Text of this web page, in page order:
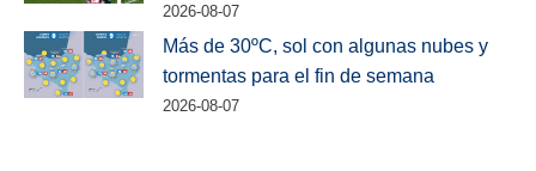
2026-08-07
Más de 30ºC, sol con algunas nubes y
tormentas para el fin de semana
2026-08-07